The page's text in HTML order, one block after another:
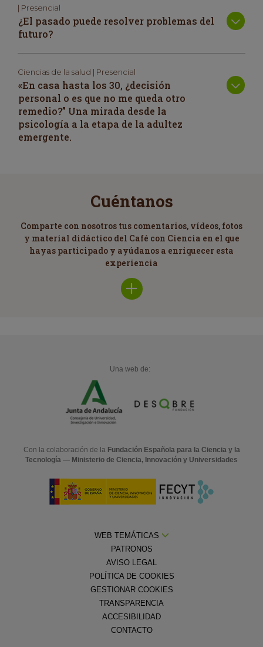
| Presencial
¿El pasado puede resolver problemas del
futuro?
Ciencias de la salud | Presencial
«En casa hasta los 30, ¿decisión
personal o es que no me queda otro
remedio?” Una mirada desde la
psicología a la etapa de la adultez
emergente.
Cuéntanos
Comparte con nosotros tus comentarios, vídeos, fotos
y material didáctico del Café con Ciencia en el que
hayas participado y ayúdanos a enriquecer esta
experiencia
Una web de:
Con la colaboración de la Fundación Española para la Ciencia y la
Tecnología — Ministerio de Ciencia, Innovación y Universidades
WEB TEMÁTICAS
PATRONOS
AVISO LEGAL
POLÍTICA DE COOKIES
GESTIONAR COOKIES
TRANSPARENCIA
ACCESIBILIDAD
CONTACTO